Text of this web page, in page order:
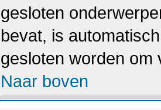
gesloten
bevat, is
gesloten worden om
Naar boven